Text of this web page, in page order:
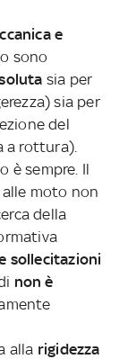
e
sono
sia per
sia per
del
a rottura).
è sempre. Il
moto non
della
sollecitazioni
non è
alla rigidezza